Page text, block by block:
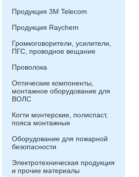
Продукция 3М Telecom
Продукция Raychem
Громкоговорители, усилители,
ПГС, проводное вещание
Проволока
Оптические компоненты,
монтажное оборудование для
ВОЛС
Когти монтерские, полиспаст,
пояса монтажные
Оборудование для пожарной
безопасности
Электротехническая продукция
и прочие материалы